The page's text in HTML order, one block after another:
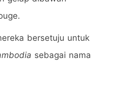
bersetuju untuk
sebagai nama